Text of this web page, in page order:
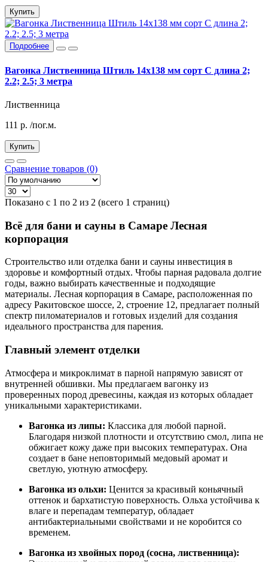
Купить
Подробнее
Вагонка Лиственница Штиль 14х138 мм сорт С длина 2;
2.2; 2.5; 3 метра
Лиственница
111 р. /пог.м.
Купить
Сравнение товаров (0)
Показано с 1 по 2 из 2 (всего 1 страниц)
Всё для бани и сауны в Самаре Лесная
корпорация
Строительство или отделка бани и сауны инвестиция в
здоровье и комфортный отдых. Чтобы парная радовала долгие
годы, важно выбирать качественные и подходящие
материалы. Лесная корпорация в Самаре, расположенная по
адресу Ракитовское шоссе, 2, строение 12, предлагает полный
спектр пиломатериалов и готовых изделий для создания
идеального пространства для парения.
Главный элемент отделки
Атмосфера и микроклимат в парной напрямую зависят от
внутренней обшивки. Мы предлагаем вагонку из
проверенных пород древесины, каждая из которых обладает
уникальными характеристиками.
Вагонка из липы: Классика для любой парной.
Благодаря низкой плотности и отсутствию смол, липа не
обжигает кожу даже при высоких температурах. Она
создает в бане неповторимый медовый аромат и
светлую, уютную атмосферу.
Вагонка из ольхи: Ценится за красивый коньячный
оттенок и бархатистую поверхность. Ольха устойчива к
влаге и перепадам температур, обладает
антибактериальными свойствами и не коробится со
временем.
Вагонка из хвойных пород (сосна, лиственница):